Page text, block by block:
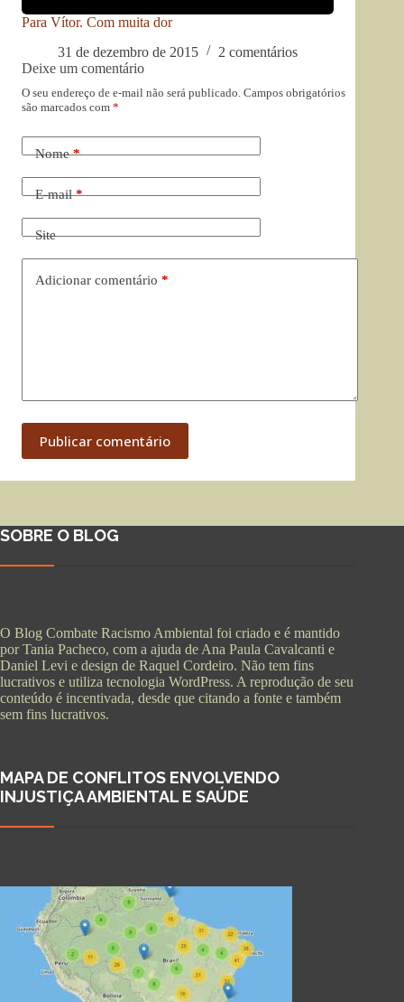
Para Vítor. Com muita dor
31 de dezembro de 2015
2 comentários
Deixe um comentário
O seu endereço de e-mail não será publicado. Campos obrigatórios
são marcados com *
Nome*
E-mail*
Site
Adicionar comentário *
Publicar comentário
SOBRE O BLOG
O Blog Combate Racismo Ambiental foi criado e é mantido
por Tania Pacheco, com a ajuda de Ana Paula Cavalcanti e
Daniel Levi e design de Raquel Cordeiro. Não tem fins
lucrativos e utiliza tecnologia WordPress. A reprodução de seu
conteúdo é incentivada, desde que citando a fonte e também
sem fins lucrativos.
MAPA DE CONFLITOS ENVOLVENDO
INJUSTIÇA AMBIENTAL E SAÚDE